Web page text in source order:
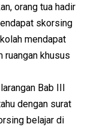
orang tua hadir
skorsing
mendapat
ruangan khusus
Bab III
dengan surat
belajar di